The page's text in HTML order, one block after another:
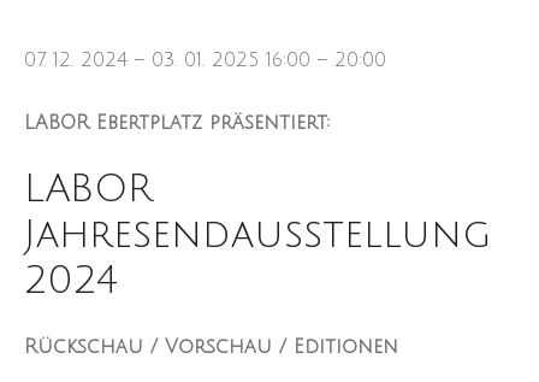
07. 12. 2024 – 03. 01. 2025 16:00 – 20:00
LABOR Ebertplatz präsentiert:
LABOR
Jahresendausstellung
2024
Rückschau / Vorschau / Editionen